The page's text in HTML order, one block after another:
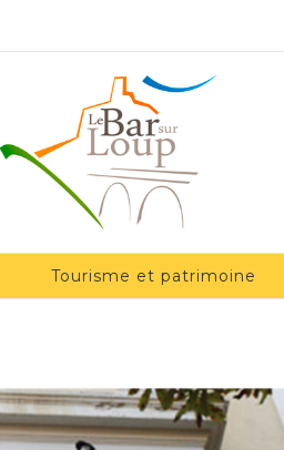
Tourisme et patrimoine